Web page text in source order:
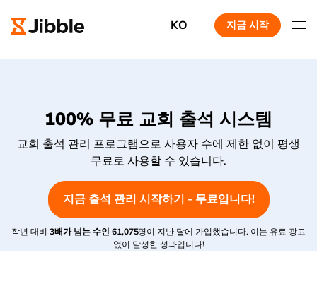
KO 지금 시작
100% 무료 교회 출석 시스템
교회 출석 관리 프로그램으로 사용자 수에 제한 없이 평생
무료로 사용할 수 있습니다.
지금 출석 관리 시작하기 - 무료입니다!
작년 대비 3배가 넘는 수인 61,075명이 지난 달에 가입했습니다. 이는 유료 광고
없이 달성한 성과입니다!